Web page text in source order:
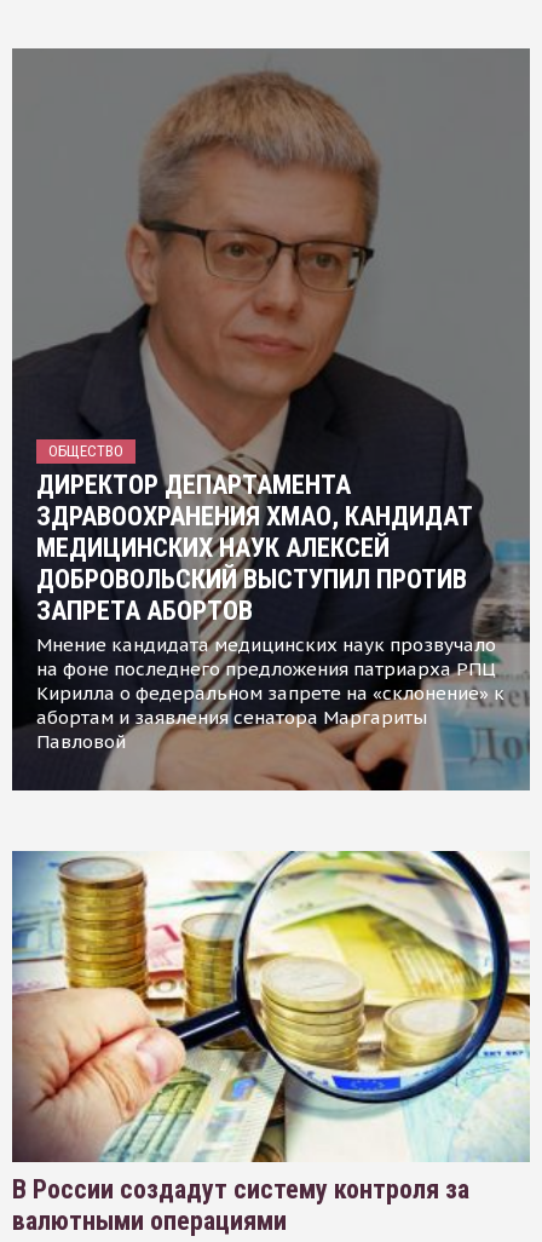
ОБЩЕСТВО
ДИРЕКТОР ДЕПАРТАМЕНТА
ЗДРАВООХРАНЕНИЯ ХМАО, КАНДИДАТ
МЕДИЦИНСКИХ НАУК АЛЕКСЕЙ
ДОБРОВОЛЬСКИЙ ВЫСТУПИЛ ПРОТИВ
ЗАПРЕТА АБОРТОВ
Мнение кандидата медицинских наук прозвучало
на фоне последнего предложения патриарха РПЦ
Кирилла о федеральном запрете на «склонение» к
абортам и заявления сенатора Маргариты
Павловой
В России создадут систему контроля за
валютными операциями